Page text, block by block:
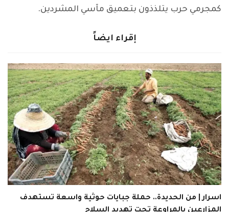
كمجرمي حرب يتلذذون بتعميق مآسي المشردين.
إقراء ايضاً
اسرار | من الحديدة.. حملة جبايات حوثية واسعة تستهدف